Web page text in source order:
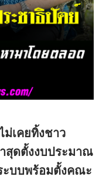
เคยทิ้งชาว
สุดตั้งงบประมาณ
ะบบพร้อมตั้งคณะ